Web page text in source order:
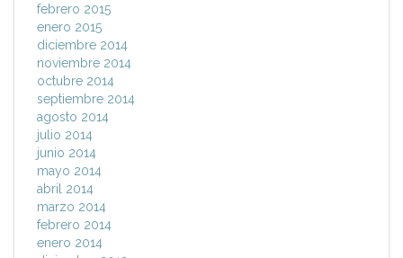
febrero 2015
enero 2015
diciembre 2014
noviembre 2014
octubre 2014
septiembre 2014
agosto 2014
julio 2014
junio 2014
mayo 2014
abril 2014
marzo 2014
febrero 2014
enero 2014